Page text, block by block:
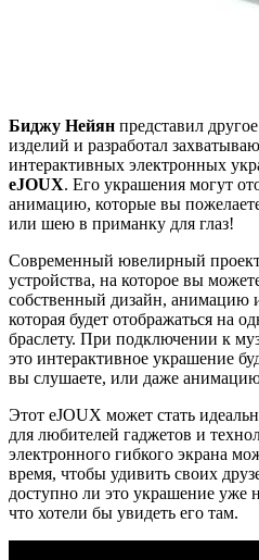
Биджу Нейян представил
изделий и разработал
интерактивных электронных
eJOUX. Его украшения могут
анимацию, которые вы
или шею в приманку для глаз!
Современный ювелирный проект
устройства, на которое вы
собственный дизайн, анимацию
которая будет отображаться на
браслету. При подключении к
это интерактивное украшение
вы слушаете, или даже
Этот eJOUX может стать
для любителей гаджетов и
электронного гибкого экрана
время, чтобы удивить своих
доступно ли это украшение уже
что хотели бы увидеть его там.